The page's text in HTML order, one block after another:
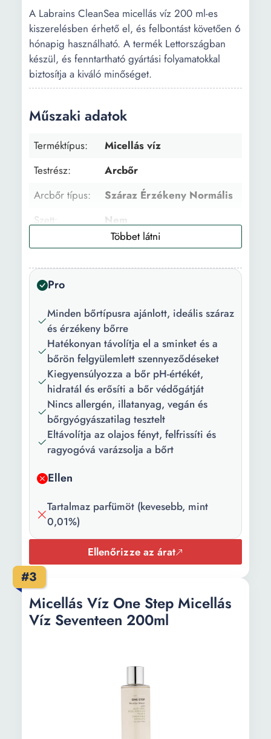
A Labrains CleanSea micellás víz 200 ml-es
kiszerelésben érhető el, és felbontást követően 6
hónapig használható. A termék Lettországban
készül, és fenntartható gyártási folyamatokkal
biztosítja a kiváló minőséget.
Műszaki adatok
Terméktípus:
Micellás víz
Testrész:
Arcbőr
Arcbőr típus:
Száraz Érzékeny Normális
Szett:
Nem
Darabszám/szett: 1
Szín:
Fekete
Pro
Minden bőrtípusra ajánlott, ideális száraz
és érzékeny bőrre
Hatékonyan távolítja el a sminket és a
bőrön felgyülemlett szennyeződéseket
Kiegyensúlyozza a bőr pH-értékét,
hidratál és erősíti a bőr védőgátját
Nincs allergén, illatanyag, vegán és
bőrgyógyászatilag tesztelt
Eltávolítja az olajos fényt, felfrissíti és
ragyogóvá varázsolja a bőrt
Ellen
Tartalmaz parfümöt (kevesebb, mint
0,01%)
Ellenőrizze az árat
#3
Micellás Víz One Step Micellás
Víz Seventeen 200ml